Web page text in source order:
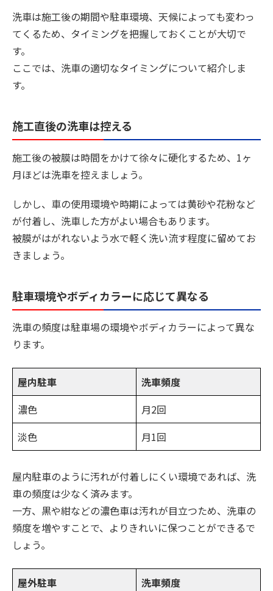
洗車は施工後の期間や駐車環境、天候によっても変わっ
てくるため、タイミングを把握しておくことが大切で
す。
ここでは、洗車の適切なタイミングについて紹介しま
す。
施工直後の洗車は控える
施工後の被膜は時間をかけて徐々に硬化するため、1ヶ
月ほどは洗車を控えましょう。
しかし、車の使用環境や時期によっては黄砂や花粉など
が付着し、洗車した方がよい場合もあります。
被膜がはがれないよう水で軽く洗い流す程度に留めてお
きましょう。
駐車環境やボディカラーに応じて異なる
洗車の頻度は駐車場の環境やボディカラーによって異な
ります。
屋内駐車
洗車頻度
濃色
月2回
淡色
月1回
屋内駐車のように汚れが付着しにくい環境であれば、洗
車の頻度は少なく済みます。
一方、黒や紺などの濃色車は汚れが目立つため、洗車の
頻度を増やすことで、よりきれいに保つことができるで
しょう。
屋外駐車
洗車頻度